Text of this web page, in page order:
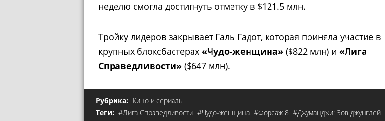
неделю смогла достигнуть отметку в $121.5 млн.
Тройку лидеров закрывает Галь Гадот, которая приняла участие в
крупных блоксбастерах «Чудо-женщина» ($822 млн) и «Лига
Справедливости» ($647 млн).
Рубрика: Кино и сериалы
Теги: #Лига Справедливости #Чудо-женщина #Форсаж 8 #Джуманджи: Зов джунглей